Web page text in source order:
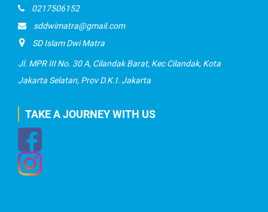
0217506152
sddwimatra@gmail.com
SD Islam Dwi Matra
Jl. MPR III No. 30 A, Cilandak Barat, Kec Cilandak, Kota
Jakarta Selatan, Prov D.K.I. Jakarta
TAKE A JOURNEY WITH US